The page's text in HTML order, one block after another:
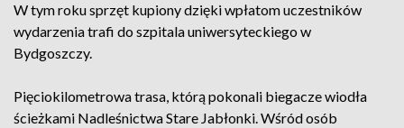
W tym roku sprzęt kupiony dzięki wpłatom uczestników
wydarzenia trafi do szpitala uniwersyteckiego w
Bydgoszczy.
Pięciokilometrowa trasa, którą pokonali biegacze wiodła
ścieżkami Nadleśnictwa Stare Jabłonki. Wśród osób